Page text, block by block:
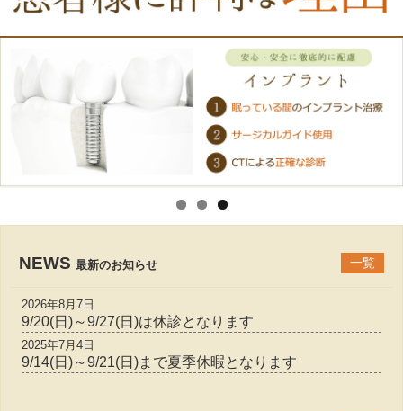
NEWS 最新のお知らせ 一覧
2026年8月7日
9/20(日)～9/27(日)は休診となります
2025年7月4日
9/14(日)～9/21(日)まで夏季休暇となります